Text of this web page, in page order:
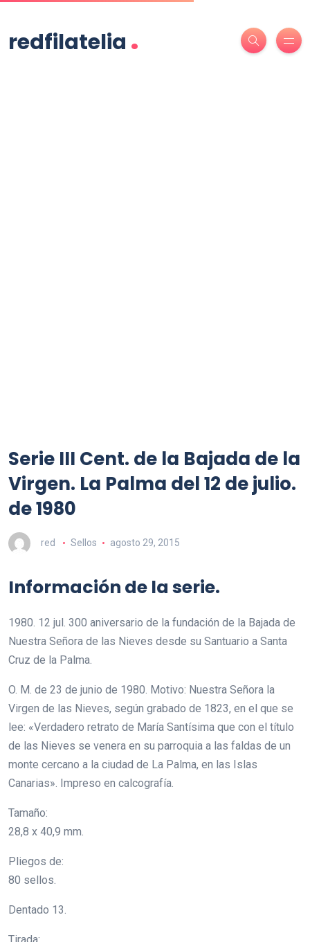
redfilatelia .
Serie III Cent. de la Bajada de la
Virgen. La Palma del 12 de julio.
de 1980
red Sellos agosto 29, 2015
Información de la serie.
1980. 12 jul. 300 aniversario de la fundación de la Bajada de
Nuestra Señora de las Nieves desde su Santuario a Santa
Cruz de la Palma.
O. M. de 23 de junio de 1980. Motivo: Nuestra Señora la
Virgen de las Nieves, según grabado de 1823, en el que se
lee: «Verdadero retrato de María Santísima que con el título
de las Nieves se venera en su parroquia a las faldas de un
monte cercano a la ciudad de La Palma, en las Islas
Canarias». Impreso en calcografía.
Tamaño:
28,8 x 40,9 mm.
Pliegos de:
80 sellos.
Dentado 13.